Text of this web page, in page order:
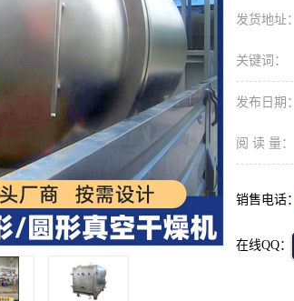
发货地址：
关键词：
发布日期：
阅 读 量：
销售电话：
在线QQ：